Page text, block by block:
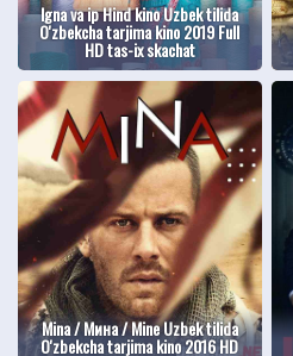
Igna va ip Hind kino Uzbek tilida
O'zbekcha tarjima kino 2019 Full
HD tas-ix skachat
Mina / Мина / Mine Uzbek tilida
O'zbekcha tarjima kino 2016 HD